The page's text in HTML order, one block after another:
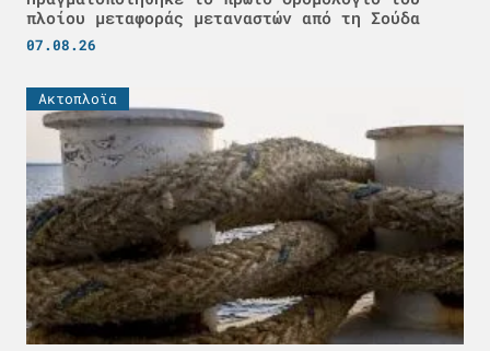
πλοίου μεταφοράς μεταναστών από τη Σούδα
07.08.26
Ακτοπλοϊα